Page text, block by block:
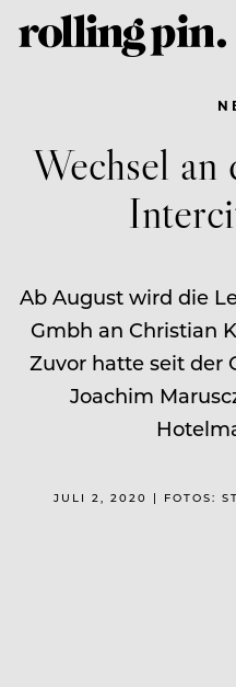
Wechsel an
Ab August wird die
Gmbh an Christian
Zuvor hatte seit der
Joachim
JULI 2, 2020 | FOTOS: